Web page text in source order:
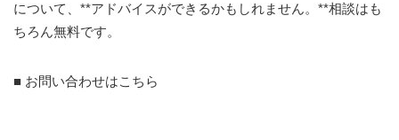
について、**アドバイスができるかもしれません。**相談はも
ちろん無料です。
■ お問い合わせはこちら